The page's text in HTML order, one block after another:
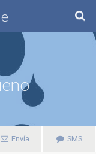
Envía SMS